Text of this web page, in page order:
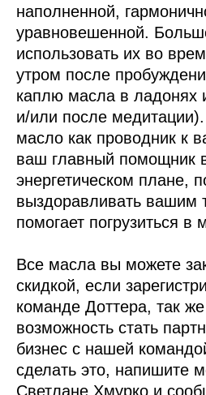
наполненной,
уравновешенной.
использовать их во
утром после
каплю масла в ладонях
и/или после
масло как проводник к
ваш главный помощник
энергетическом плане,
выздоравливать вашим
помогает погрузиться в
Все масла вы можете
скидкой, если
команде Доттера, так же
возможность стать
бизнес с нашей
сделать это, напишите
Светлане Хмурко и